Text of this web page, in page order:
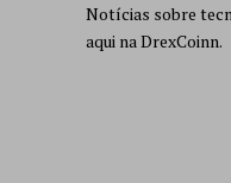
Notícias sobre
aqui na DrexCoinn.